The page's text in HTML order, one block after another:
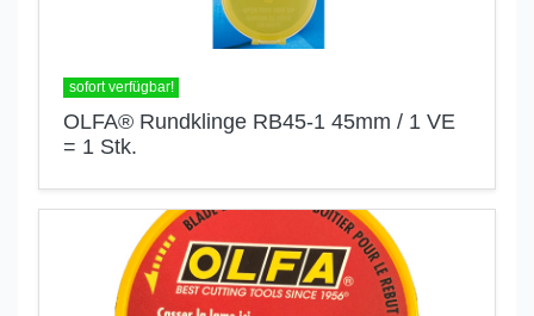
sofort verfügbar!
OLFA® Rundklinge RB45-1 45mm / 1 VE
= 1 Stk.